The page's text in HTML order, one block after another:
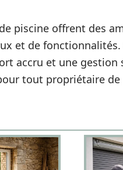
piscine offrent des
et de fonctionnalités.
accru et une gestion
tout propriétaire de